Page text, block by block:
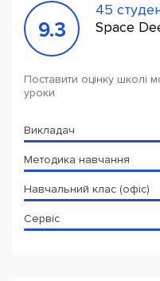
9.3
45
Space
Поставити оцінку школі
уроки
Викладач
Методика навчання
Навчальний клас (офіс)
Сервіс